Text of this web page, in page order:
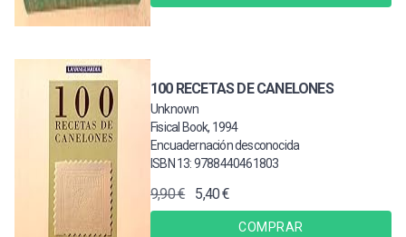
100 RECETAS DE CANELONES
Unknown
Fisical Book, 1994
Encuadernación desconocida
ISBN 13: 9788440461803
9,90 € 5,40 €
COMPRAR